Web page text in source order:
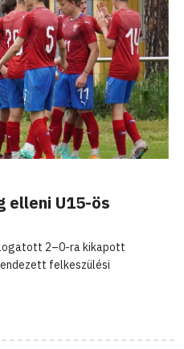
elleni U15-ös
2–0-ra kikapott
felkeszülési